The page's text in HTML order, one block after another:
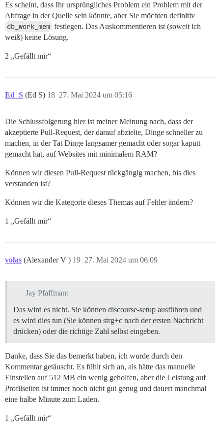
Es scheint, dass Ihr ursprüngliches Problem ein Problem mit der
Abfrage in der Quelle sein könnte, aber Sie möchten definitiv
db_work_mem festlegen. Das Auskommentieren ist (soweit ich
weiß) keine Lösung.
2 „Gefällt mir“
Ed_S (Ed S) 27. Mai 2024 um 05:16
18
Die Schlussfolgerung hier ist meiner Meinung nach, dass der
akzeptierte Pull-Request, der darauf abzielte, Dinge schneller zu
machen, in der Tat Dinge langsamer gemacht oder sogar kaputt
gemacht hat, auf Websites mit minimalem RAM?
Können wir diesen Pull-Request rückgängig machen, bis dies
verstanden ist?
Können wir die Kategorie dieses Themas auf Fehler ändern?
1 „Gefällt mir“
volas (Alexander V ) 27. Mai 2024 um 06:09
19
Jay Pfaffman:
Das wird es nicht. Sie können discourse-setup ausführen und
es wird dies tun (Sie können strg+c nach der ersten Nachricht
drücken) oder die richtige Zahl selbst eingeben.
Danke, dass Sie das bemerkt haben, ich wurde durch den
Kommentar getäuscht. Es fühlt sich an, als hätte das manuelle
Einstellen auf 512 MB ein wenig geholfen, aber die Leistung auf
Profilseiten ist immer noch nicht gut genug und dauert manchmal
eine halbe Minute zum Laden.
1 „Gefällt mir“